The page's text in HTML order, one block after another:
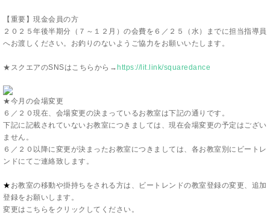
【重要】現金会員の方
２０２５年後半期分（７～１２月）の会費を６／２５（水）までに担当指導員
へお渡しください。お釣りのないようご協力をお願いいたします。
★スクエアのSNSはこちらから→ https://lit.link/squaredance
★今月の会場変更
６／２０ 現在、会場変更の決まっているお教室は下記の通りです。
下記に記載されていないお教室につきましては、現在会場変更の予定はござい
ません。
６／２０ 以 降に変更が決まったお教室につきましては、各お教室別にビートレ
ンドにてご連絡致します。
★ お教室の移動や掛持ちをされる方は、ビートレンドの教室登録の変更、追加
登録をお願いします。
変更はこちらをクリックしてください。